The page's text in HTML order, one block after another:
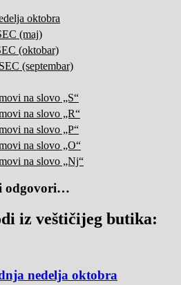
oktobra
(maj)
(oktobar)
(septembar)
na slovo „S“
na slovo „R“
na slovo „P“
na slovo „O“
na slovo „Nj“
odgovori…
iz veštičijeg butika:
nedelja oktobra